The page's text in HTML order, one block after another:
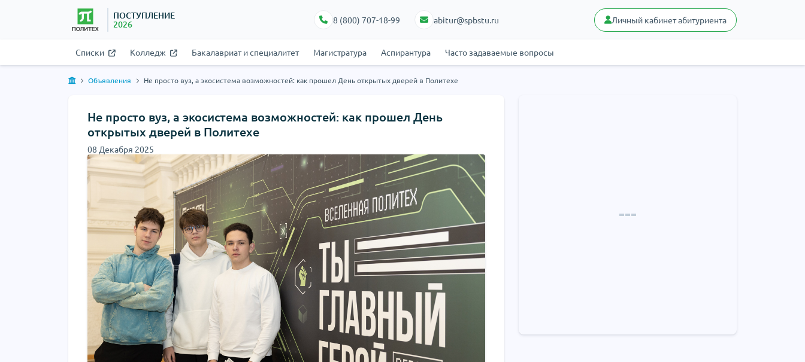
ПОСТУПЛЕНИЕ
2026 8 (800) 707-18-99 abitur@spbstu.ru Личный кабинет абитуриента
Списки Колледж Бакалавриат и специалитет Магистратура Аспирантура Часто задаваемые вопросы
Объявления Не просто вуз, а экосистема возможностей: как прошел День открытых дверей в Политехе
Не просто вуз, а экосистема возможностей: как прошел День
открытых дверей в Политехе
08 Декабря 2025